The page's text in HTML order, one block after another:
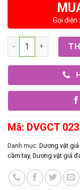
Gọi
Số lượng
Mã: DVGCT
Danh mục: Dương vật
cầm tay, Dương vật giả